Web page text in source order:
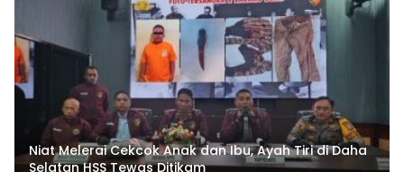
Niat Melerai Cekcok Anak dan Ibu, Ayah Tiri di Daha
Selatan HSS Tewas Ditikam